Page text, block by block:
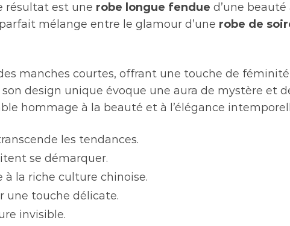
résultat est une robe longue fendue d’une
mélange entre le glamour d’une robe de
manches courtes, offrant une touche de
design unique évoque une aura de mystère et
hommage à la beauté et à l’élégance
les tendances.
se démarquer.
à la riche culture chinoise.
une touche délicate.
invisible.